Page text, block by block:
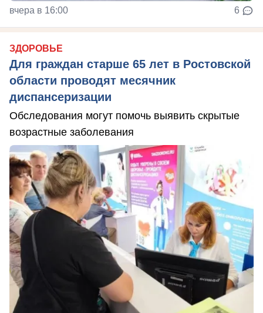
вчера в 16:00 6
ЗДОРОВЬЕ
Для граждан старше 65 лет в Ростовской
области проводят месячник
диспансеризации
Обследования могут помочь выявить скрытые
возрастные заболевания